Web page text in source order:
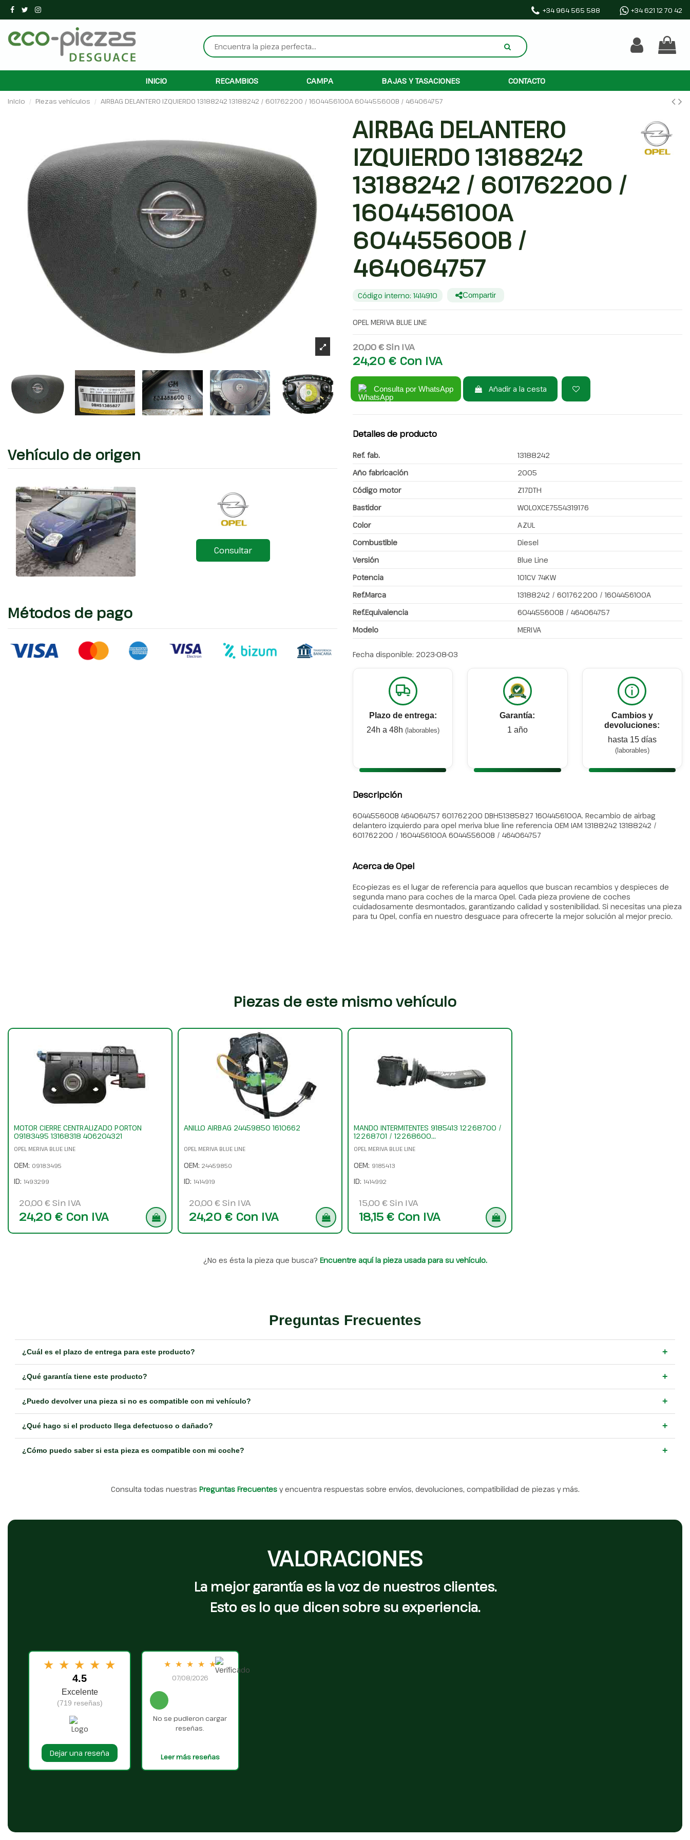
+34 964 565 588 +34 621 12 70 42
INICIO RECAMBIOS CAMPA BAJAS Y TASACIONES CONTACTO
Inicio Piezas vehículos AIRBAG DELANTERO IZQUIERDO 13188242 13188242 / 601762200 / 1604456100A 604455600B / 464064757
Vehículo de origen
Consultar
Métodos de pago
AIRBAG DELANTERO
IZQUIERDO 13188242
13188242 / 601762200 /
1604456100A
604455600B /
464064757
Código interno: 1414910 Compartir
OPEL MERIVA BLUE LINE
20,00 €Sin IVA
24,20 € Con IVA
Consulta por WhatsApp Añadir a la cesta
Detalles de producto
Ref. fab.
13188242
Año fabricación
2005
Código motor
Z17DTH
Bastidor
W0L0XCE7554319176
Color
AZUL
Combustible
Diesel
Versión
Blue Line
Potencia
101CV 74KW
Ref.Marca
13188242 / 601762200 / 1604456100A
Ref.Equivalencia
604455600B / 464064757
Modelo
MERIVA
Fecha disponible: 2023-08-03
Plazo de entrega:
24h a 48h (laborables)
Garantía:
1 año
Cambios y
devoluciones:
hasta 15 días
(laborables)
Descripción
604455600B 464064757 601762200 DBH51385827 1604456100A. Recambio de airbag
delantero izquierdo para opel meriva blue line referencia OEM IAM 13188242 13188242 /
601762200 / 1604456100A 604455600B / 464064757
Acerca de Opel
Eco-piezas es el lugar de referencia para aquellos que buscan recambios y despieces de
segunda mano para coches de la marca Opel. Cada pieza proviene de coches
cuidadosamente desmontados, garantizando calidad y sostenibilidad. Si necesitas una pieza
para tu Opel, confía en nuestro desguace para ofrecerte la mejor solución al mejor precio.
Piezas de este mismo vehículo
MOTOR CIERRE CENTRALIZADO PORTON
09183495 13168318 406204321
OPEL MERIVA BLUE LINE
OEM: 09183495
ID: 1493299
20,00 € Sin IVA
24,20 € Con IVA
ANILLO AIRBAG 24459850 1610662
OPEL MERIVA BLUE LINE
OEM: 24459850
ID: 1414919
20,00 € Sin IVA
24,20 € Con IVA
MANDO INTERMITENTES 9185413 12268700 /
12268701 / 12268600...
OPEL MERIVA BLUE LINE
OEM: 9185413
ID: 1414992
15,00 € Sin IVA
18,15 € Con IVA
¿No es ésta la pieza que busca? Encuentre aquí la pieza usada para su vehículo.
Preguntas Frecuentes
¿Cuál es el plazo de entrega para este producto? +
¿Qué garantía tiene este producto? +
¿Puedo devolver una pieza si no es compatible con mi vehículo? +
¿Qué hago si el producto llega defectuoso o dañado? +
¿Cómo puedo saber si esta pieza es compatible con mi coche? +
Consulta todas nuestras Preguntas Frecuentes y encuentra respuestas sobre envíos, devoluciones, compatibilidad de piezas y más.
VALORACIONES
La mejor garantía es la voz de nuestros clientes.
Esto es lo que dicen sobre su experiencia.
★ ★ ★ ★ ★
4.5
Excelente
(719 reseñas)
Dejar una reseña
★ ★ ★ ★ ★
07/08/2026
No se pudieron cargar
reseñas.
Leer más reseñas